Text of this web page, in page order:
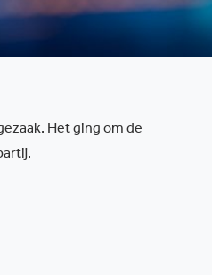
Het ging om de